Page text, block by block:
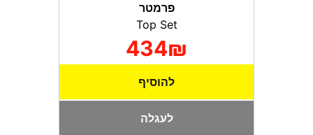
פרמטר
434₪
להוסיף
לעגלה